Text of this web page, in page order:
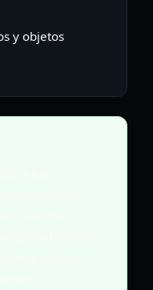
y objetos